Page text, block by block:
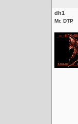
dh1
Mr. DTP